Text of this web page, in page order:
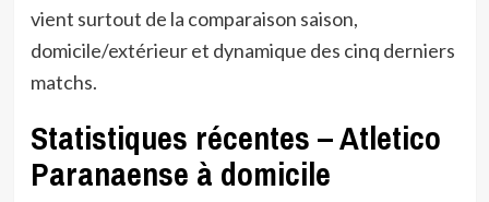
vient surtout de la comparaison saison,
domicile/extérieur et dynamique des cinq derniers
matchs.
Statistiques récentes – Atletico
Paranaense à domicile